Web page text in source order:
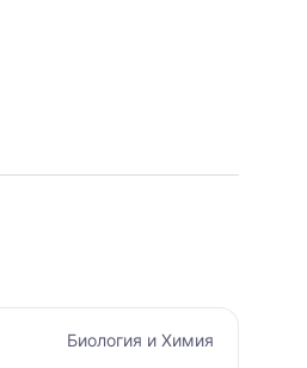
Биология и Химия